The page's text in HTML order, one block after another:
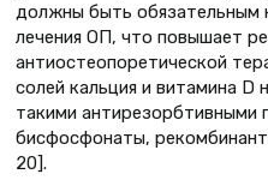
должны быть
лечения ОП, что повышает
антиостеопоретической
солей кальция и витамина D
такими антирезорбтивными
бисфосфонаты,
20].